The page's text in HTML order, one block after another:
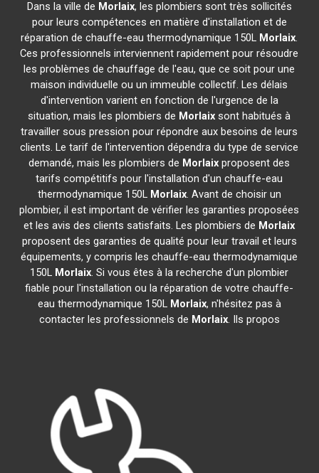
Dans la ville de Morlaix, les plombiers sont très sollicités
pour leurs compétences en matière d'installation et de
réparation de chauffe-eau thermodynamique 150L Morlaix.
Ces professionnels interviennent rapidement pour résoudre
les problèmes de chauffage de l'eau, que ce soit pour une
maison individuelle ou un immeuble collectif. Les délais
d'intervention varient en fonction de l'urgence de la
situation, mais les plombiers de Morlaix sont habitués à
travailler sous pression pour répondre aux besoins de leurs
clients. Le tarif de l'intervention dépendra du type de service
demandé, mais les plombiers de Morlaix proposent des
tarifs compétitifs pour l'installation d'un chauffe-eau
thermodynamique 150L Morlaix. Avant de choisir un
plombier, il est important de vérifier les garanties proposées
et les avis des clients satisfaits. Les plombiers de Morlaix
proposent des garanties de qualité pour leur travail et leurs
équipements, y compris les chauffe-eau thermodynamique
150L Morlaix. Si vous êtes à la recherche d'un plombier
fiable pour l'installation ou la réparation de votre chauffe-
eau thermodynamique 150L Morlaix, n'hésitez pas à
contacter les professionnels de Morlaix. Ils propos